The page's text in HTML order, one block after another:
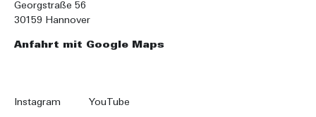
Georgstraße 56
30159 Hannover
Anfahrt mit Google Maps
Instagram YouTube